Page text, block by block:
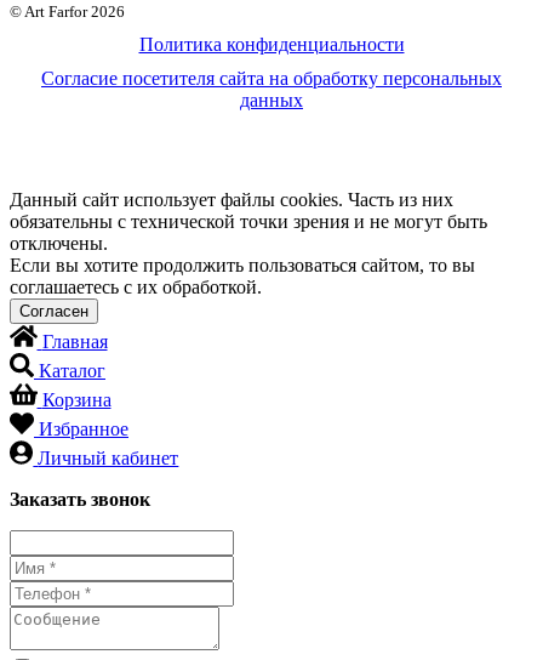
© Art Farfor 2026
Политика конфиденциальности
Согласие посетителя сайта на обработку персональных
данных
Данный сайт использует файлы cookies. Часть из них
обязательны с технической точки зрения и не могут быть
отключены.
Если вы хотите продолжить пользоваться сайтом, то вы
соглашаетесь с их обработкой.
Главная
Каталог
Корзина
Избранное
Личный кабинет
Заказать звонок